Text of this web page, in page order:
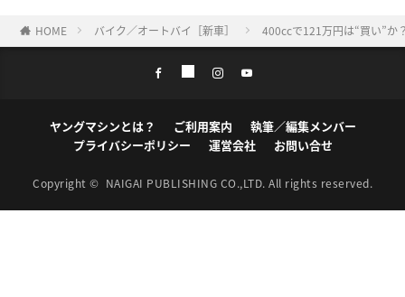
HOME バイク／オートバイ［新車］ 400ccで121万円は“買い”か
ヤングマシンとは？ ご利用案内
執筆／編集メンバー
プライバシーポリシー
運営会社 お問い合せ
Copyright © NAIGAI PUBLISHING CO.,LTD. All rights reserved.